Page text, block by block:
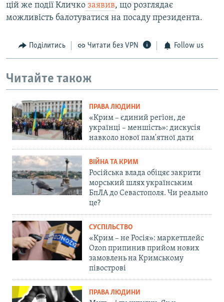
цій же події Кличко заявив, що розглядає
можливість балотуватися на посаду президента.
Поділитись Читати без VPN Follow us
Читайте також
ПРАВА ЛЮДИНИ
«Крим – єдиний регіон, де
українці – меншість»: дискусія
навколо нової пам'ятної дати
ВІЙНА ТА КРИМ
Російська влада обіцяє закрити
морський шлях українським
БпЛА до Севастополя. Чи реально
це?
СУСПІЛЬСТВО
«Крим – не Росія»: маркетплейс
Ozon припинив прийом нових
замовлень на Кримському
півострові
ПРАВА ЛЮДИНИ